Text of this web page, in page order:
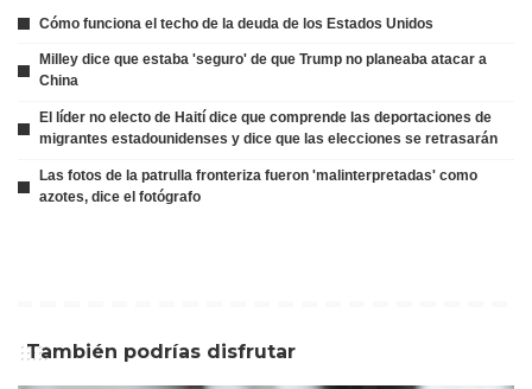
Cómo funciona el techo de la deuda de los Estados Unidos
Milley dice que estaba 'seguro' de que Trump no planeaba atacar a
China
El líder no electo de Haití dice que comprende las deportaciones de
migrantes estadounidenses y dice que las elecciones se retrasarán
Las fotos de la patrulla fronteriza fueron 'malinterpretadas' como
azotes, dice el fotógrafo
También podrías disfrutar